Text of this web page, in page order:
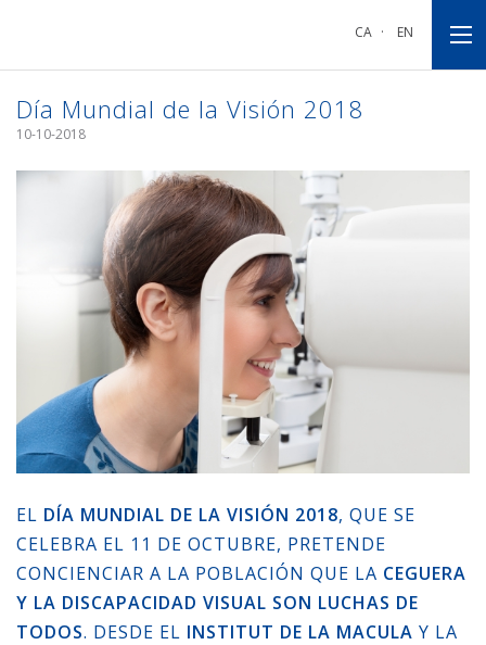
CA · EN
Día Mundial de la Visión 2018
10-10-2018
EL DÍA MUNDIAL DE LA VISIÓN 2018, QUE SE
CELEBRA EL 11 DE OCTUBRE, PRETENDE
CONCIENCIAR A LA POBLACIÓN QUE LA CEGUERA
Y LA DISCAPACIDAD VISUAL SON LUCHAS DE
TODOS. DESDE EL INSTITUT DE LA MACULA Y LA